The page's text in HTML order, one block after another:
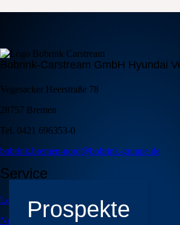
Prospekte
Bobrink-Carstream GmbH Hyundai
Vegesacker Heerstraße 78
28757 Bremen
Tel. 0421 696353-0
bobrink.bremen-nord@bobrink-gruppe.de
Service
Leistungen
Neuwagen